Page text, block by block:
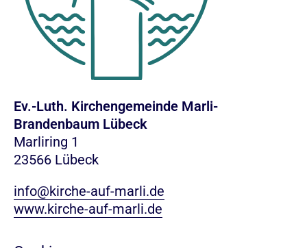
Ev.-Luth. Kirchengemeinde Marli-
Brandenbaum Lübeck
Marliring 1
23566 Lübeck
info@kirche-auf-marli.de
www.kirche-auf-marli.de